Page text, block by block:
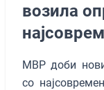
возила
МВР доби
со